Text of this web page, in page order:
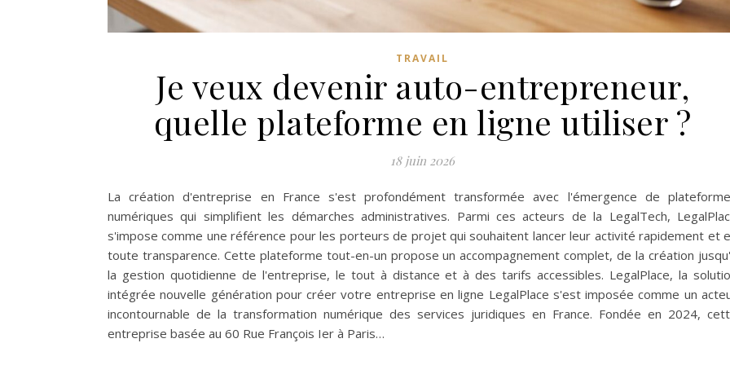
TRAVAIL
Je veux devenir auto-entrepreneur,
quelle plateforme en ligne utiliser ?
18 juin 2026
La création d'entreprise en France s'est profondément transformée avec l'émergence de
numériques qui simplifient les démarches administratives. Parmi ces acteurs de la LegalTech,
s'impose comme une référence pour les porteurs de projet qui souhaitent lancer leur activité rapidement et
toute transparence. Cette plateforme tout-en-un propose un accompagnement complet, de la création
la gestion quotidienne de l'entreprise, le tout à distance et à des tarifs accessibles. LegalPlace, la
intégrée nouvelle génération pour créer votre entreprise en ligne LegalPlace s'est imposée comme un
incontournable de la transformation numérique des services juridiques en France. Fondée en 2024,
entreprise basée au 60 Rue François Ier à Paris…